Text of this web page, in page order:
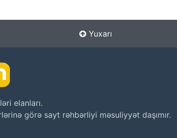
Yuxarı
elanları.
görə sayt rəhbərliyi məsuliyyət daşımır.